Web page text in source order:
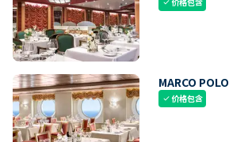
check
MARCO POLO
check价格包含